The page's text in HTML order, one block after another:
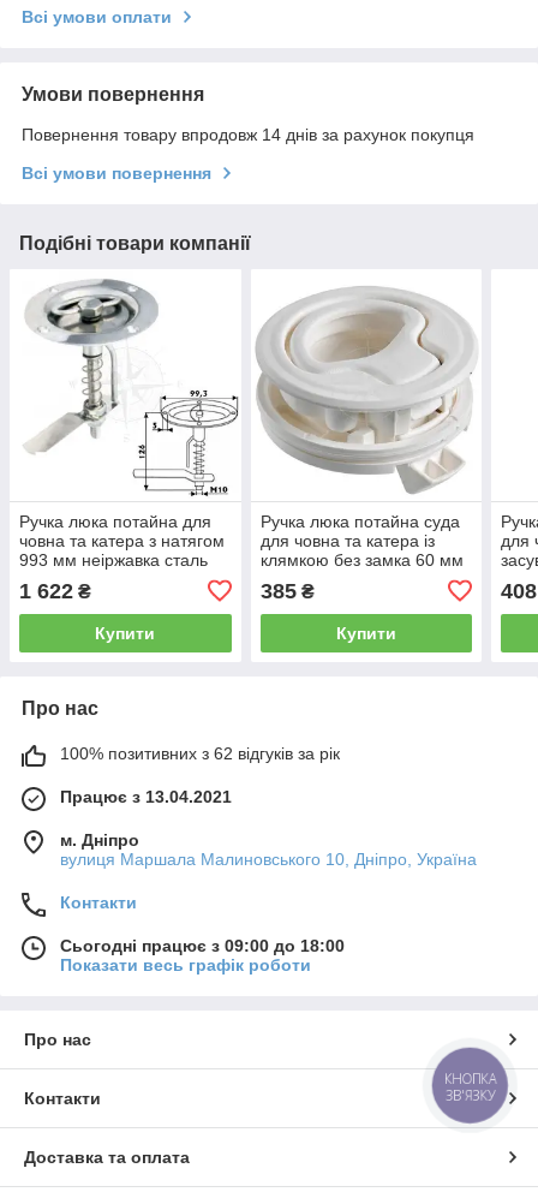
Всі умови оплати
Умови повернення
Повернення товару впродовж 14 днів за рахунок покупця
Всі умови повернення
Подібні товари компанії
Ручка люка потайна для
човна та катера з натягом
993 мм неіржавка сталь
1 622 ₴
Купити
Ручка люка потайна суда
для човна та катера із
клямкою без замка 60 мм
поліамід для люка білий
Osculati.
385₴
Купити
для
408
Про нас
100% позитивних з 62 відгуків за рік
Працює з 13.04.2021
м. Дніпро
вулиця Маршала Малиновського 10, Дніпро, Україна
Контакти
Сьогодні працює з 09:00 до 18:00
Показати весь графік роботи
Про нас
Контакти
Доставка та оплата
КНОПКА
ЗВ'ЯЗКУ